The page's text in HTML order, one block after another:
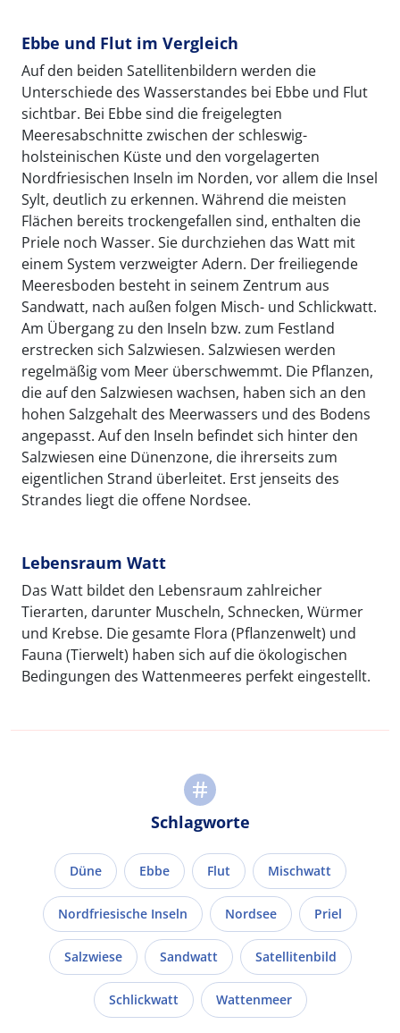
Ebbe und Flut im Vergleich
Auf den beiden Satellitenbildern werden die
Unterschiede des Wasserstandes bei Ebbe und Flut
sichtbar. Bei Ebbe sind die freigelegten
Meeresabschnitte zwischen der schleswig-
holsteinischen Küste und den vorgelagerten
Nordfriesischen Inseln im Norden, vor allem die Insel
Sylt, deutlich zu erkennen. Während die meisten
Flächen bereits trockengefallen sind, enthalten die
Priele noch Wasser. Sie durchziehen das Watt mit
einem System verzweigter Adern. Der freiliegende
Meeresboden besteht in seinem Zentrum aus
Sandwatt, nach außen folgen Misch- und Schlickwatt.
Am Übergang zu den Inseln bzw. zum Festland
erstrecken sich Salzwiesen. Salzwiesen werden
regelmäßig vom Meer überschwemmt. Die Pflanzen,
die auf den Salzwiesen wachsen, haben sich an den
hohen Salzgehalt des Meerwassers und des Bodens
angepasst. Auf den Inseln befindet sich hinter den
Salzwiesen eine Dünenzone, die ihrerseits zum
eigentlichen Strand überleitet. Erst jenseits des
Strandes liegt die offene Nordsee.
Lebensraum Watt
Das Watt bildet den Lebensraum zahlreicher
Tierarten, darunter Muscheln, Schnecken, Würmer
und Krebse. Die gesamte Flora (Pflanzenwelt) und
Fauna (Tierwelt) haben sich auf die ökologischen
Bedingungen des Wattenmeeres perfekt eingestellt.
Schlagworte
Düne Ebbe Flut Mischwatt
Nordfriesische Inseln Nordsee Priel
Salzwiese Sandwatt Satellitenbild
Schlickwatt Wattenmeer